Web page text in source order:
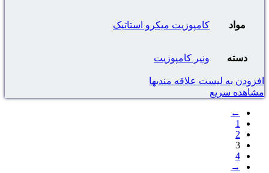
مواد کامپوزیت میکرو استاتیک
دسته ونیر کامپوزیت
افزودن به لیست علاقه مندیها
مشاهده سریع
←
1
2
3
4
→